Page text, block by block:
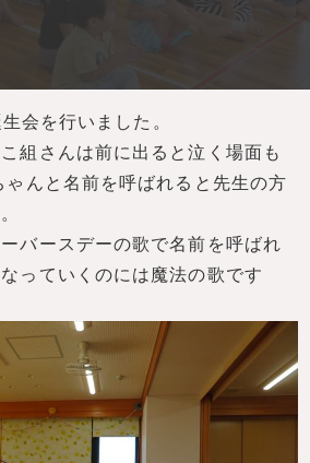
会を行いました。
組さんは前に出ると泣く場面も
んと名前を呼ばれると先生の方
バースデーの歌で名前を呼ばれ
っていくのには魔法の歌です